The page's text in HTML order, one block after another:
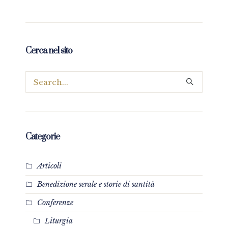
Cerca nel sito
Categorie
Articoli
Benedizione serale e storie di santità
Conferenze
Liturgia